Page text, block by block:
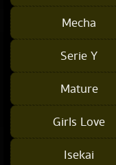
Mecha
Serie Y
Mature
Girls Love
Isekai